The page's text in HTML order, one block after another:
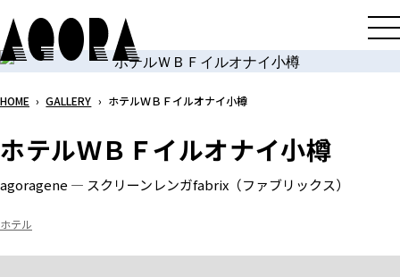
メ
イ
ン
ン
テ
ン
ツ
ス
HOME › GALLERY › ホテルＷＢＦイルオナイ小樽
ホテルＷＢＦイルオナイ小樽
agoragene ― スクリーンレンガfabrix（ファブリックス）
ホテル